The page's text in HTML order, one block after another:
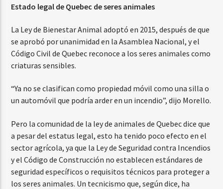
Estado legal de Quebec de seres animales
La Ley de Bienestar Animal adoptó en 2015, después de que
se aprobó por unanimidad en la Asamblea Nacional, y el
Código Civil de Quebec reconoce a los seres animales como
criaturas sensibles.
“Ya no se clasifican como propiedad móvil como una silla o
un automóvil que podría arder en un incendio”, dijo Morello.
Pero la comunidad de la ley de animales de Quebec dice que
a pesar del estatus legal, esto ha tenido poco efecto en el
sector agrícola, ya que la Ley de Seguridad contra Incendios
y el Código de Construcción no establecen estándares de
seguridad específicos o requisitos técnicos para proteger a
los seres animales. Un tecnicismo que, según dice, ha